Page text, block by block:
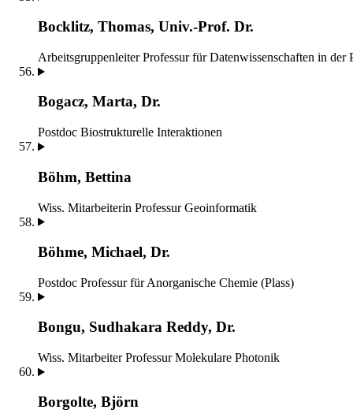
Bocklitz, Thomas, Univ.-Prof. Dr.
Arbeitsgruppenleiter Professur für Datenwissenschaften in der
Bogacz, Marta, Dr.
Postdoc Biostrukturelle Interaktionen
Böhm, Bettina
Wiss. Mitarbeiterin Professur Geoinformatik
Böhme, Michael, Dr.
Postdoc Professur für Anorganische Chemie (Plass)
Bongu, Sudhakara Reddy, Dr.
Wiss. Mitarbeiter Professur Molekulare Photonik
Borgolte, Björn